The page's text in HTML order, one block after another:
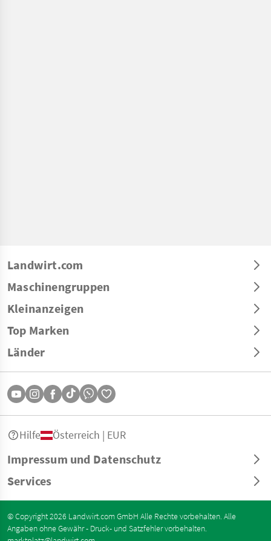
Landwirt.com
Maschinengruppen
Kleinanzeigen
Top Marken
Länder
Impressum und Datenschutz
Services
Hilfe Österreich | EUR
© Copyright 2026 Landwirt.com GmbH Alle Rechte vorbehalten. Alle
Angaben ohne Gewähr - Druck- und Satzfehler vorbehalten.